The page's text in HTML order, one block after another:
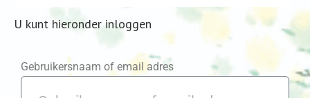
U kunt hieronder inloggen
Gebruikersnaam of email adres